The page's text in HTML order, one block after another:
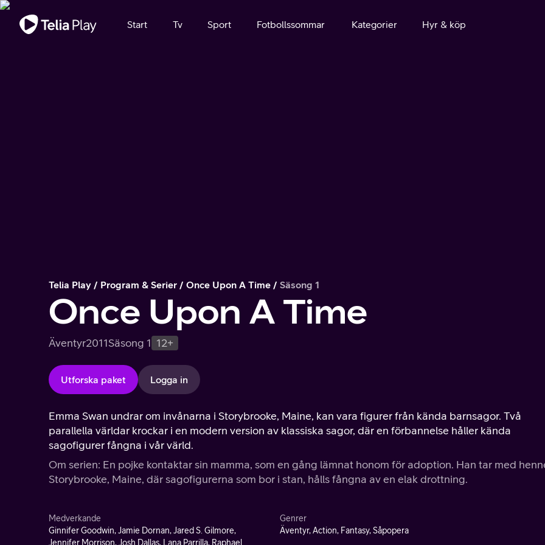
Viktigt meddelande
Start Tv Sport Fotbollssommar Kategorier Hyr & köp
Telia Play Program & Serier Once Upon A Time Säsong 1
Once Upon A Time
Äventyr2011Säsong 1 12+
Utforska paket Logga in
Emma Swan undrar om invånarna i Storybrooke, Maine, kan vara figurer från kända barnsagor. Två
parallella världar krockar i en modern version av klassiska sagor, där en förbannelse håller kända
sagofigurer fångna i vår värld.
Om serien: En pojke kontaktar sin mamma, som en gång lämnat honom för adoption. Han tar med
Storybrooke, Maine, där sagofigurerna som bor i stan, hålls fångna av en elak drottning.
Medverkande
Ginnifer Goodwin, Jamie Dornan, Jared S. Gilmore,
Jennifer Morrison, Josh Dallas, Lana Parrilla, Raphael
Genrer
Äventyr, Action, Fantasy, Såpopera